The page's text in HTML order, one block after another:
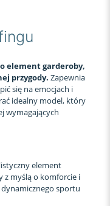
element garderoby,
przygody. Zapewnia
się na emocjach i
idealny model, który
wymagających
element
z myślą o komforcie i
sportu